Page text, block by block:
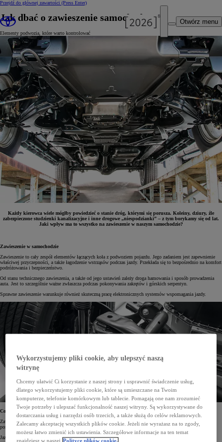
Przejdź do głównej zawartości (Press Enter)
Otwórz menu
Jak dbać o zawieszenie samochodu?
Elementy podwozia, które warto kontrolować
Każdy kierowca wiele mógłby powiedzieć o stanie dróg, którymi się porusza. Koleiny, dziury, źle
zabezpieczone studzienki kanalizacyjne i inne drogowe „niespodzianki” – z tym borykamy się od lat.
Jaki wpływ ma to wszystko na zawieszenie w naszym samochodzie?
Zawieszenie w samochodzie
Zawieszenie to cały zespół elementów łączących koła z podwoziem pojazdu. Jego zadaniem jest zapewnienie
właściwej przyczepności, a także łagodzenie wstrząsów podczas jazdy. Przekłada się to bezpośrednio na komfort
podróżowania i bezpieczeństwo.
Od stanu technicznego zawieszenia, a także od jego ustawień zależy droga hamowania i sposób prowadzenia
auta. Jest to szczególnie ważne zwłaszcza podczas pokonywania zakrętów i górskich serpentyn.
Sprawne zawieszenie warunkuje również skuteczną pracę elektronicznych systemów wspomagania jazdy.
Co powoduje zużycie zawieszenia?
Zawieszenie – jak każdy element w naszym aucie – ulega zużyciu. Im gorszy jest stan dróg, po których się
poruszamy, tym szybciej proces ten postępuje.
Jazda po ulicach pełnych dziur i nierówności powoduje drgania, które wpływają na poszczególne elementy
Wykorzystujemy pliki cookie, aby ulepszyć naszą
witrynę
Chcemy ułatwić Ci korzystanie z naszej strony i usprawnić świadczenie usług,
dlatego wykorzystujemy pliki cookie, które są umieszczane na Twoim
komputerze, telefonie komórkowym lub tablecie. Pomagają one nam zrozumieć
Twoje potrzeby i ulepszać funkcjonalność naszej witryny. Są wykorzystywane do
dostarczania usług i narzędzi osób trzecich, a także służą do celów reklamowych.
Zalecamy akceptację wszystkich plików cookie. Jeżeli nie wyrażasz na to zgody,
możesz łatwo zmienić ich ustawienia. Szczegółowe informacje na ten temat
znajdziesz w naszej Polityce plików cookie.